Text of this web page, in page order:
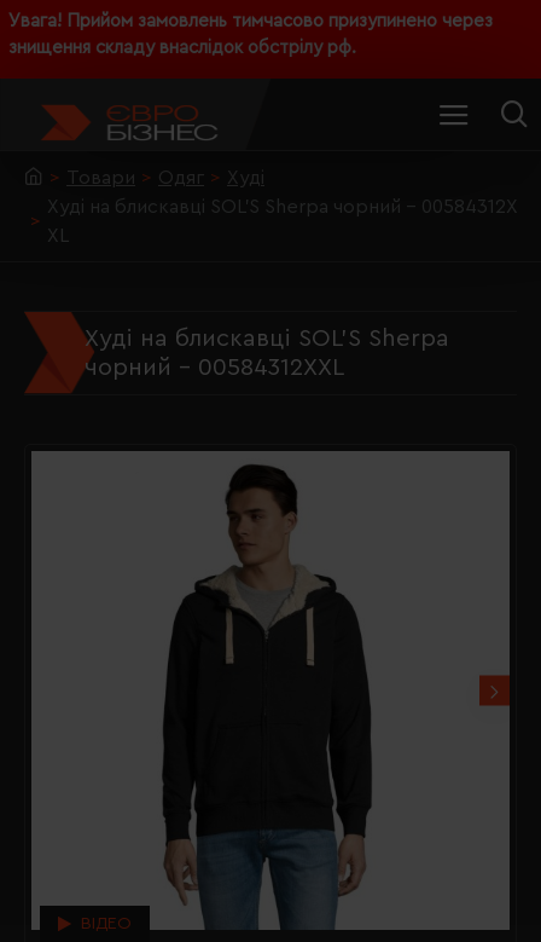
Увага! Прийом замовлень тимчасово призупинено через
знищення складу внаслідок обстрілу рф.
Товари Одяг
Худі
Худі на блискавці SOL'S Sherpa чорний - 00584312X
XL
Худі на блискавці SOL'S Sherpa
чорний - 00584312XXL
ВІДЕО